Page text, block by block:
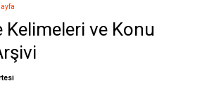
Kelimeleri ve Konu